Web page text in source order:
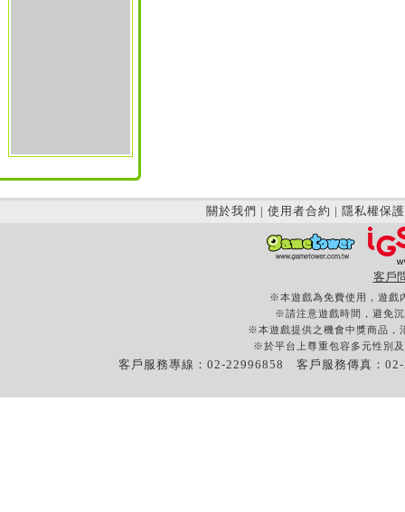
關於我們 | 使用者合約 | 隱私權保護
客戶
※本遊戲為免費使用，遊戲
※請注意遊戲時間，避免
※本遊戲提供之機會中獎商品，
※於平台上尊重包容多元性別
客戶服務專線：02-22996858 客戶服務傳真：